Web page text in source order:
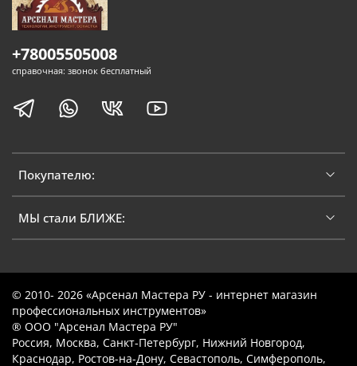
Покупателю:
МЫ стали БЛИЖЕ:
+78005505008
справочная: звонок бесплатный
© 2010- 2026 «Арсенал Мастера РУ - интернет магазин
профессиональных инструментов»
® ООО "Арсенал Мастера РУ"
Россия, Москва, Санкт-Петербург, Нижний Новгород,
Краснодар, Ростов-на-Дону, Севастополь, Симферополь,